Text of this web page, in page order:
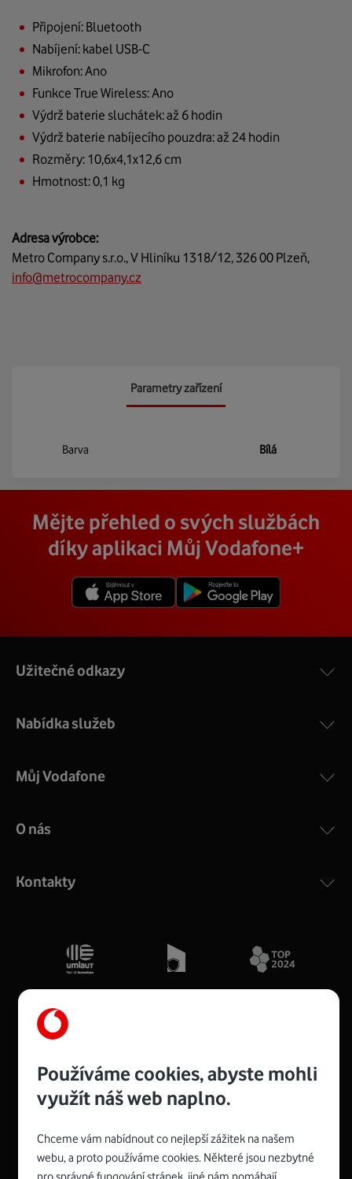
Připojení: Bluetooth
Nabíjení: kabel USB-C
Mikrofon: Ano
Funkce True Wireless: Ano
Výdrž baterie sluchátek: až 6 hodin
Výdrž baterie nabíjecího pouzdra: až 24 hodin
Rozměry: 10,6x4,1x12,6 cm
Hmotnost: 0,1 kg
Adresa výrobce:
Metro Company s.r.o., V Hliníku 1318/12, 326 00 Plzeň,
info@metrocompany.cz
Parametry zařízení
Barva Bílá
Mějte přehled o svých službách
díky aplikaci Můj Vodafone+
Užitečné odkazy
Nabídka služeb
Můj Vodafone
O nás
Kontakty
Používáme cookies, abyste mohli
využít náš web naplno.
Chceme vám nabídnout co nejlepší zážitek na našem
webu, a proto používáme cookies. Některé jsou nezbytné